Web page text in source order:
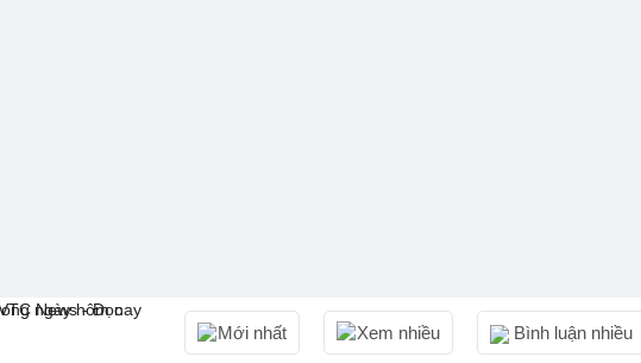
Mới nhất Xem nhiều Bình luận nhiều